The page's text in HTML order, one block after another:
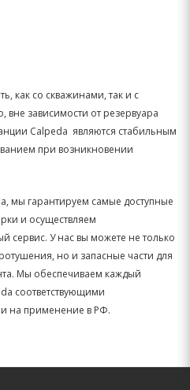
как со скважинами, так и с
зависимости от резервуара
Calpeda являются стабильным
при возникновении
мы гарантируем самые доступные
и осуществляем
сервис. У нас вы можете не только
но и запасные части для
Мы обеспечиваем каждый
соответствующими
на применение в РФ.